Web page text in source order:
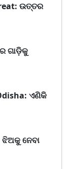
ଉତ୍ତର
ଗାଡ଼ିକୁ
ଏଣିକି
ନେବା